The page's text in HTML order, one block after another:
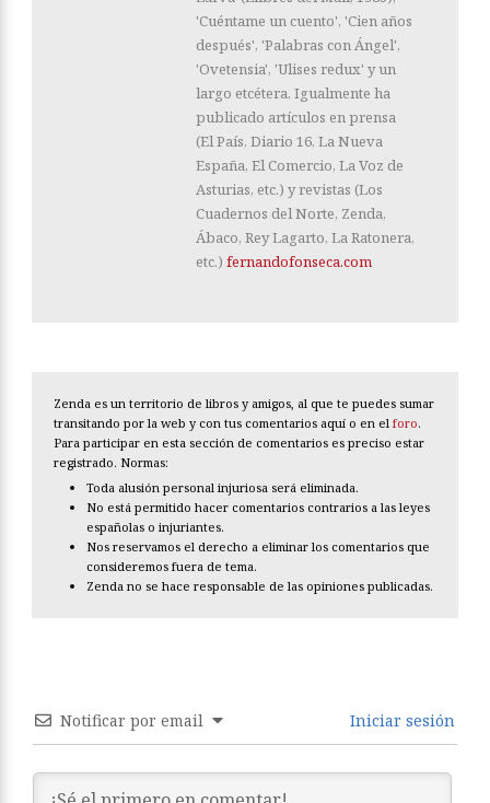
'Cuéntame un cuento', 'Cien años
después', 'Palabras con Ángel',
'Ovetensia', 'Ulises redux' y un
largo etcétera. Igualmente ha
publicado artículos en prensa
(El País, Diario 16, La Nueva
España, El Comercio, La Voz de
Asturias, etc.) y revistas (Los
Cuadernos del Norte, Zenda,
Ábaco, Rey Lagarto, La Ratonera,
etc.) fernandofonseca.com
Zenda es un territorio de libros y amigos, al que te puedes sumar
transitando por la web y con tus comentarios aquí o en el foro.
Para participar en esta sección de comentarios es preciso estar
registrado. Normas:
Toda alusión personal injuriosa será eliminada.
No está permitido hacer comentarios contrarios a las leyes
españolas o injuriantes.
Nos reservamos el derecho a eliminar los comentarios que
consideremos fuera de tema.
Zenda no se hace responsable de las opiniones publicadas.
Notificar por email Iniciar sesión